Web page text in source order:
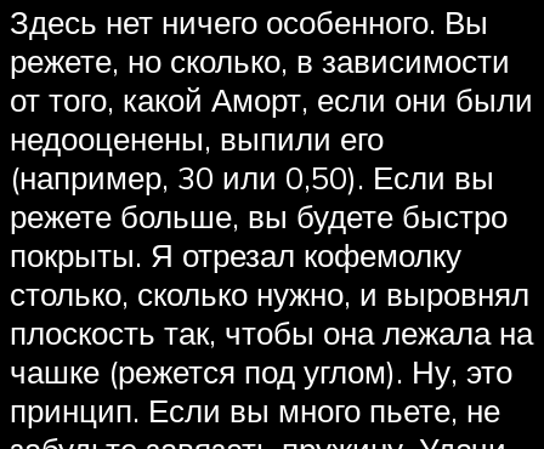
Здесь нет ничего особенного. Вы
режете, но сколько, в зависимости
от того, какой Аморт, если они были
недооценены, выпили его
(например, 30 или 0,50). Если вы
режете больше, вы будете быстро
покрыты. Я отрезал кофемолку
столько, сколько нужно, и выровнял
плоскость так, чтобы она лежала на
чашке (режется под углом). Ну, это
принцип. Если вы много пьете, не